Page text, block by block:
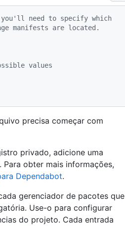
you'll need to specify which
manifests are located.
values
precisa começar com
privado, adicione uma
obter mais informações,
Dependabot.
gerenciador de pacotes que
Use-o para configurar
do projeto. Cada entrada